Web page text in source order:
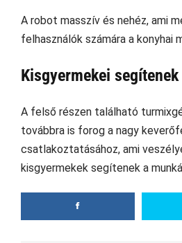
A robot masszív és nehéz, ami
felhasználók számára a konyhai
Kisgyermekei
A felső részen található
továbbra is forog a nagy
csatlakoztatásához, ami
kisgyermekek segítenek a